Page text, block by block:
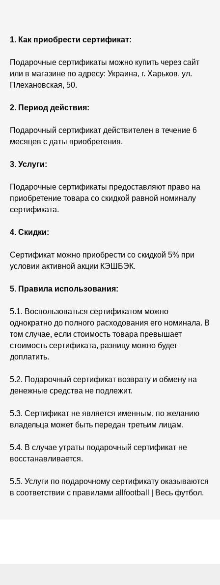
1. Как приобрести сертификат:
Подарочные сертификаты можно купить через сайт
или в магазине по адресу: Украина, г. Харьков, ул.
Плехановская, 50.
2. Период действия:
Подарочный сертификат действителен в течение 6
месяцев с даты приобретения.
3. Услуги:
Подарочные сертификаты предоставляют право на
приобретение товара со скидкой равной номиналу
сертификата.
4. Скидки:
Сертификат можно приобрести со скидкой 5% при
условии активной акции КЭШБЭК.
5. Правила использования:
5.1. Воспользоваться сертификатом можно
однократно до полного расходования его номинала. В
том случае, если стоимость товара превышает
стоимость сертификата, разницу можно будет
доплатить.
5.2. Подарочный сертификат возврату и обмену на
денежные средства не подлежит.
5.3. Сертификат не является именным, по желанию
владельца может быть передан третьим лицам.
5.4. В случае утраты подарочный сертификат не
восстанавливается.
5.5. Услуги по подарочному сертификату оказываются
в соответствии с правилами allfootball | Весь футбол.